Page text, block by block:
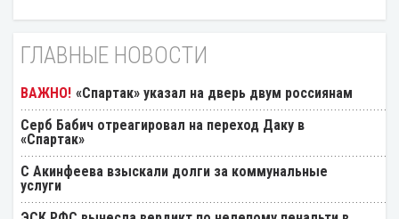
ГЛАВНЫЕ НОВОСТИ
«Спартак» указал на дверь двум россиянам
Серб Бабич отреагировал на переход Даку в
«Спартак»
С Акинфеева взыскали долги за коммунальные
услуги